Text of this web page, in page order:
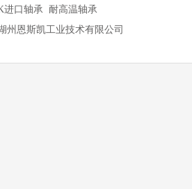
进口轴承 耐高温轴承
州恩斯凯工业技术有限公司